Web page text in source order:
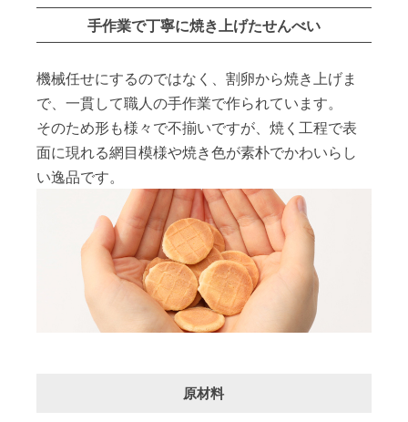
手作業で丁寧に焼き上げたせんべい
機械任せにするのではなく、割卵から焼き上げま
で、一貫して職人の手作業で作られています。
そのため形も様々で不揃いですが、焼く工程で表
面に現れる網目模様や焼き色が素朴でかわいらし
い逸品です。
原材料